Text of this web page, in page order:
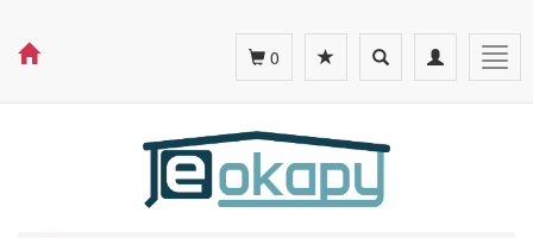
Toggle
navigation
Toggle
search
0